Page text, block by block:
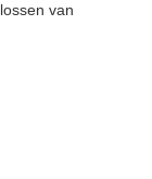
van